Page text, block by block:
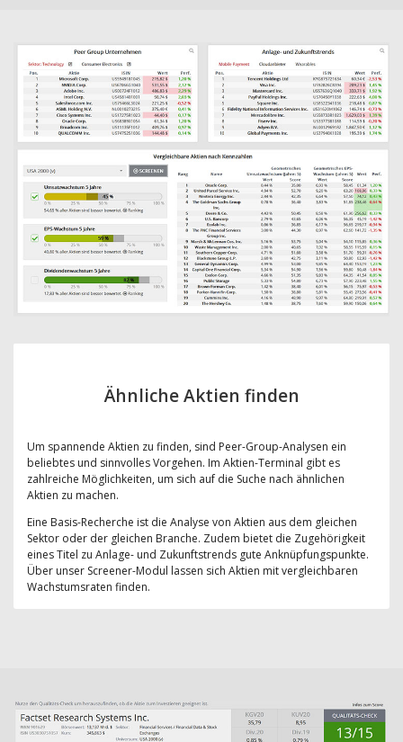
Ähnliche Aktien finden
Um spannende Aktien zu finden, sind Peer-Group-Analysen ein
beliebtes und sinnvolles Vorgehen. Im Aktien-Terminal gibt es
zahlreiche Möglichkeiten, um sich auf die Suche nach ähnlichen
Aktien zu machen.
Eine Basis-Recherche ist die Analyse von Aktien aus dem gleichen
Sektor oder der gleichen Branche. Zudem bietet die Zugehörigkeit
eines Titel zu Anlage- und Zukunftstrends gute Anknüpfungspunkte.
Über unser Screener-Modul lassen sich Aktien mit vergleichbaren
Wachstumsraten finden.